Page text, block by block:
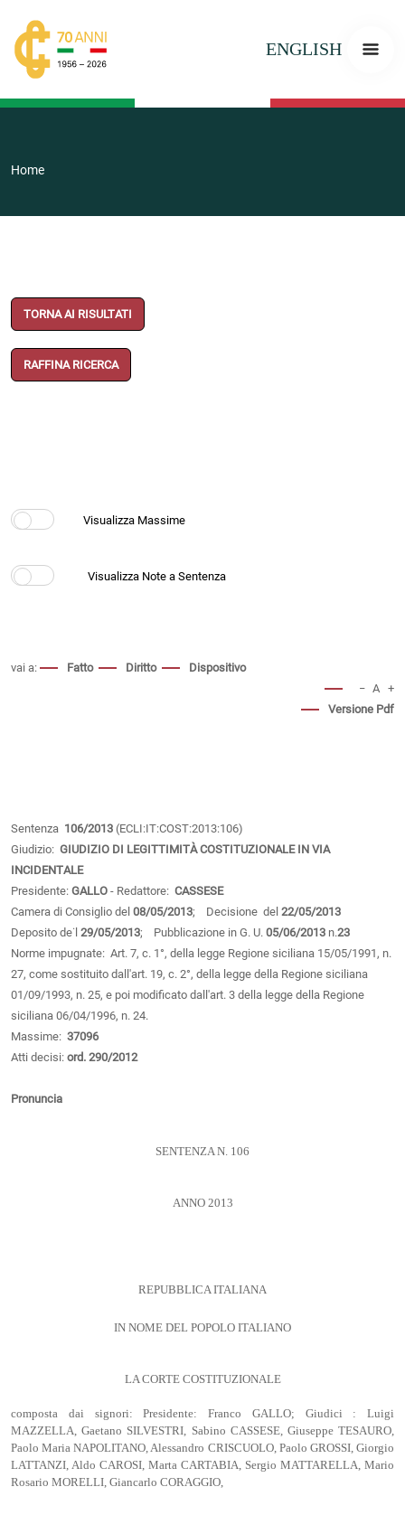
ENGLISH
Home
TORNA AI RISULTATI
RAFFINA RICERCA
vai a: Fatto Diritto
Dispositivo
− A +
Versione Pdf
Sentenza 106/2013 (ECLI:IT:COST:2013:106)
Giudizio: GIUDIZIO DI LEGITTIMITÀ COSTITUZIONALE IN VIA
INCIDENTALE
Presidente: GALLO - Redattore: CASSESE
Camera di Consiglio del 08/05/2013; Decisione del 22/05/2013
Deposito de˙l 29/05/2013; Pubblicazione in G. U. 05/06/2013 n.23
Norme impugnate: Art. 7, c. 1°, della legge Regione siciliana 15/05/1991, n.
27, come sostituito dall'art. 19, c. 2°, della legge della Regione siciliana
01/09/1993, n. 25, e poi modificato dall'art. 3 della legge della Regione
siciliana 06/04/1996, n. 24.
Massime: 37096
Atti decisi: ord. 290/2012
Pronuncia
SENTENZA N. 106
ANNO 2013
REPUBBLICA ITALIANA
IN NOME DEL POPOLO ITALIANO
LA CORTE COSTITUZIONALE
composta dai signori: Presidente: Franco GALLO; Giudici : Luigi
MAZZELLA, Gaetano SILVESTRI, Sabino CASSESE, Giuseppe TESAURO,
Paolo Maria NAPOLITANO, Alessandro CRISCUOLO, Paolo GROSSI, Giorgio
LATTANZI, Aldo CAROSI, Marta CARTABIA, Sergio MATTARELLA, Mario
Rosario MORELLI, Giancarlo CORAGGIO,